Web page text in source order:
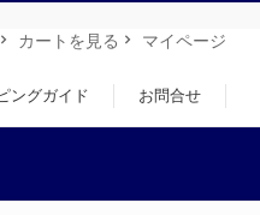
マイページ
カートを見る
ングガイド お問合せ